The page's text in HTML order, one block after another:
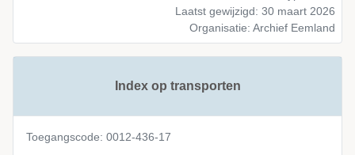
Laatst gewijzigd: 30 maart 2026
Organisatie: Archief Eemland
Index op transporten
Toegangscode: 0012-436-17